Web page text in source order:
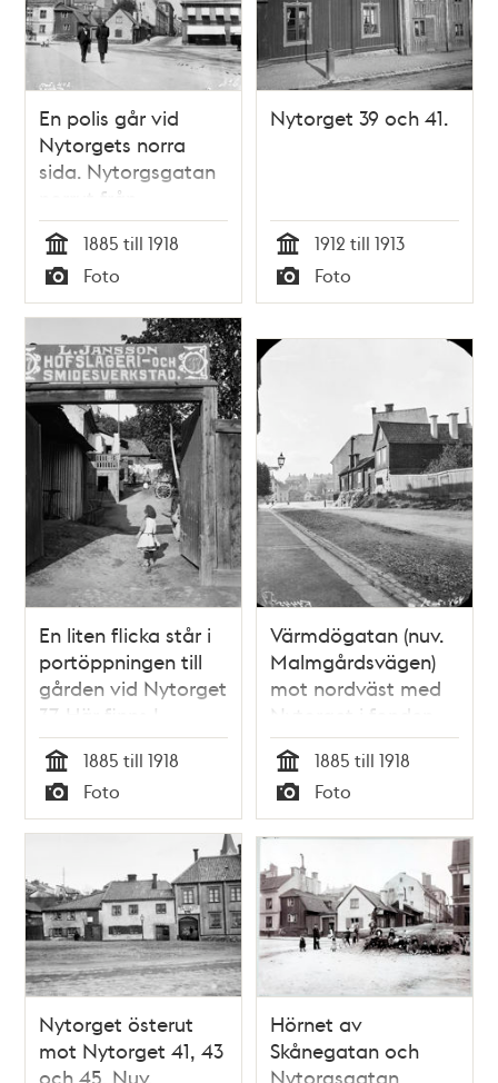
En polis går vid
Nytorgets norra
sida. Nytorgsgatan
norrut från
Skånegatan
Tid
1885 till 1918
Typ
Foto
Nytorget 39 och 41.
Tid
1912 till 1913
Typ
Foto
En liten flicka står i
portöppningen till
gården vid Nytorget
37. Här finns L.
Janssons hovslageri
och smidesverkstad.
Nuv. Nytorget 3
Tid
1885 till 1918
Typ
Foto
Värmdögatan (nuv.
Malmgårdsvägen)
mot nordväst med
Nytorget i fonden.
T.h. ligger
Värmdögatan 49
och 47, nuv.
Nytorget 9
Tid
1885 till 1918
Typ
Foto
Nytorget österut
mot Nytorget 41, 43
och 45. Nuv.
Hörnet av
Skånegatan och
Nytorgsgatan